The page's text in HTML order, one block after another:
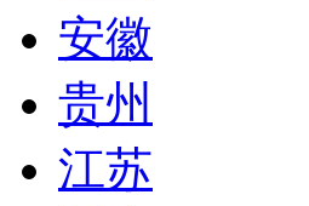
安徽
贵州
江苏